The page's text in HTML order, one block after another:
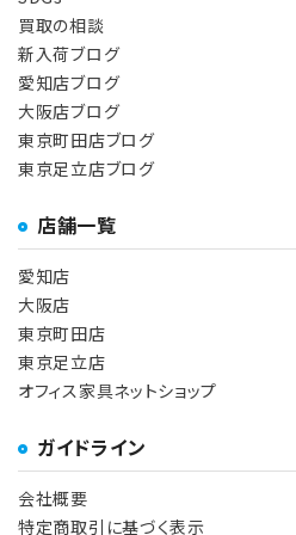
買取の相談
新入荷ブログ
愛知店ブログ
大阪店ブログ
東京町田店ブログ
東京足立店ブログ
店舗一覧
愛知店
大阪店
東京町田店
東京足立店
オフィス家具ネットショップ
ガイドライン
会社概要
特定商取引に基づく表示